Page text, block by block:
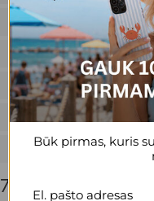
Complianz
Google Fonts
Facebook
TikTok
Įvairūs
7. Sutikimas
Būk pirmas, kuris